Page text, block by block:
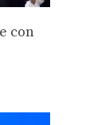
con